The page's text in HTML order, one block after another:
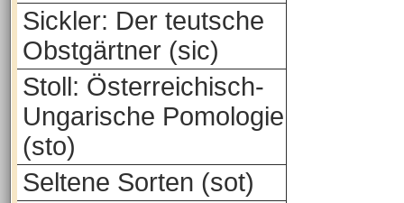
Sickler: Der teutsche
Obstgärtner (sic)
Stoll: Österreichisch-
Ungarische Pomologie
(sto)
Seltene Sorten (sot)